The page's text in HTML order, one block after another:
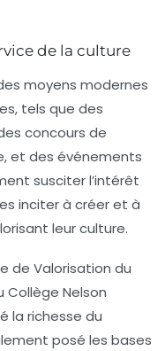
de la culture
moyens modernes
tels que des
concours de
et des événements
susciter l’intérêt
inciter à créer et à
leur culture.
de Valorisation du
Collège Nelson
la richesse du
posé les bases